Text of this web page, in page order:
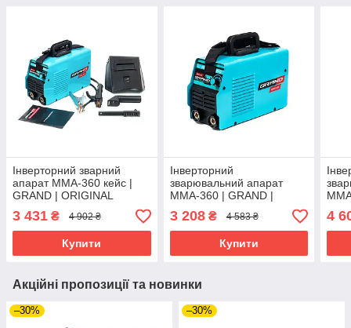
Інверторний зварний
апарат ММА-360 кейс |
GRAND | ORIGINAL
3 431 ₴ 4 902 ₴
Купити
Інверторний
зварювальний апарат
ММА-360 | GRAND |
ORIGINAL
3 208₴ 4 583 ₴
Купити
4
Акційні пропозиції та новинки
–30% –30%